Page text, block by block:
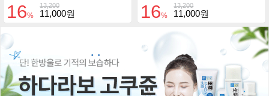
13,200
16% 11,000원
13,200
16% 11,000원